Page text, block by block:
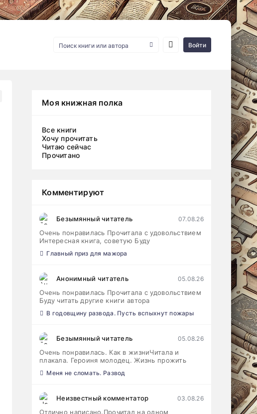
Войти
Моя книжная полка
Все книги
Хочу прочитать
Читаю сейчас
Прочитано
Комментируют
Безымянный читатель 07.08.26
Очень понравилась Прочитала с удовольствием
Интересная книга, советую Буду
Главный приз для мажора
Анонимный читатель 05.08.26
Очень понравилась Прочитала с удовольствием
Буду читать другие книги автора
В годовщину развода. Пусть вспыхнут пожары
Безымянный читатель 05.08.26
Очень понравилась. Как в жизниЧитала и
плакала. Героиня молодец. Жизнь прожить
Меня не сломать. Развод
Неизвестный комментатор 03.08.26
Отлично написано.Прочитал на одном